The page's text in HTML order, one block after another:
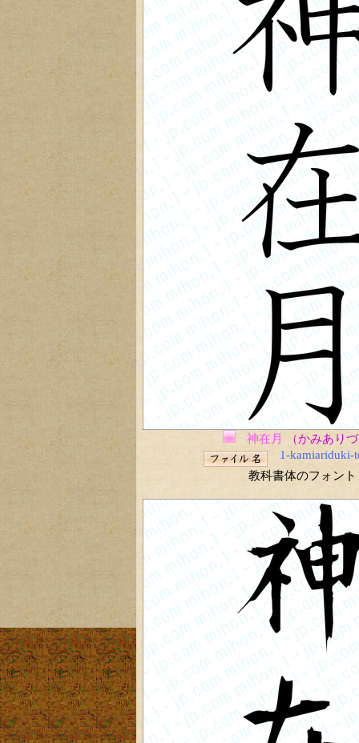
神在月
（かみあり
1-kamiariduki-
教科書体のフォント